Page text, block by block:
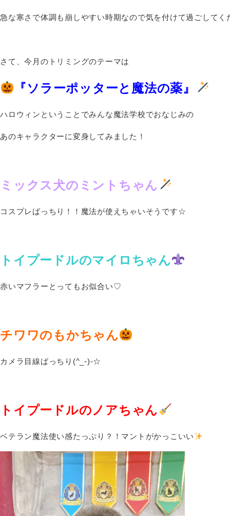
急な寒さで体調も崩しやすい時期なので気を付けて過ごしてく
さて、今月のトリミングのテーマは
『ソラーポッターと魔法の薬』
ハロウィンということでみんな魔法学校でおなじみの
あのキャラクターに変身してみました！
ミックス犬のミントちゃん
コスプレばっちり！！魔法が使えちゃいそうです☆
トイプードルのマイロちゃん
赤いマフラーとってもお似合い♡
チワワのもかちゃん
カメラ目線ばっちり(^_-)-☆
トイプードルのノアちゃん
ベテラン魔法使い感たっぷり？！マントがかっこいい